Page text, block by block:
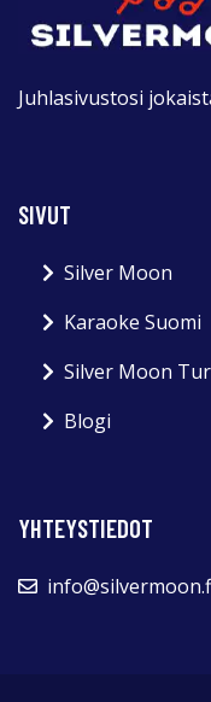
Juhlasivustosi
SIVUT
Silver Moon
Karaoke Suomi
Silver Moon
Blogi
YHTEYSTIEDOT